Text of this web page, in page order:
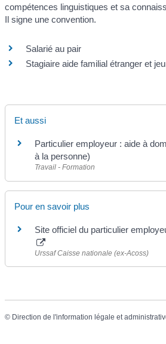
compétences linguistiques et sa
Il signe une convention.
Salarié au pair
Stagiaire aide familial étranger et
Et aussi
Particulier employeur : aide à
à la personne)
Travail - Formation
Pour en savoir plus
Site officiel du particulier
Urssaf Caisse nationale (ex-Acoss)
© Direction de l'information légale et